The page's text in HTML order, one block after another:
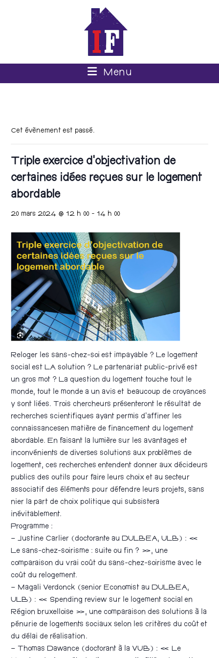
Menu
Cet évènement est passé.
Triple exercice d’objectivation de
certaines idées reçues sur le logement
abordable
20 mars 2024 @ 12 h 00 -14 h 00
Reloger les sans-chez-soi est impayable ? Le logement
social est LA solution ? Le partenariat public-privé est
un gros mot ? La question du logement touche tout le
monde, tout le monde a un avis et beaucoup de croyances
y sont liées. Trois chercheurs présenteront le résultat de
recherches scientifiques ayant permis d’affiner les
connaissancesen matière de financement du logement
abordable. En faisant la lumière sur les avantages et
inconvénients de diverses solutions aux problèmes de
logement, ces recherches entendent donner aux décideurs
publics des outils pour faire leurs choix et au secteur
associatif des éléments pour défendre leurs projets, sans
nier la part de choix politique qui subsistera
inévitablement.
Programme :
– Justine Carlier (doctorante au DULBEA, ULB) : «
Le sans-chez-soirisme : suite ou fin ? », une
comparaison du vrai coût du sans-chez-soirisme avec le
coût du relogement.
– Magali Verdonck (senior Economist au DULBEA,
ULB) : « Spending review sur le logement social en
Région bruxelloise », une comparaison des solutions à la
pénurie de logements sociaux selon les critères du coût et
du délai de réalisation.
– Thomas Dawance (doctorant à la VUB) : « Le